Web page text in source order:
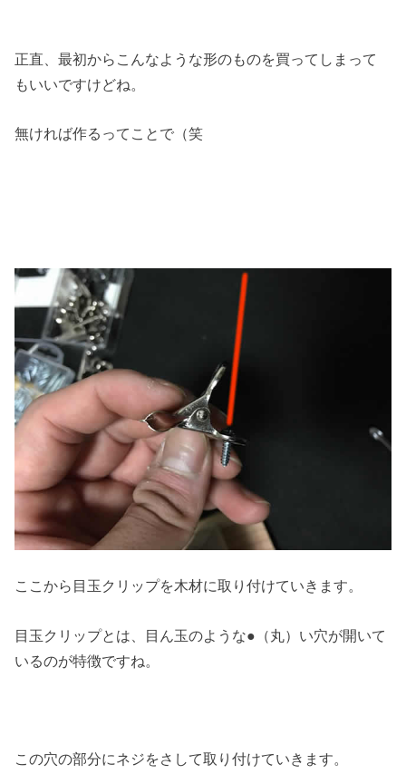
正直、最初からこんなような形のものを買ってしまって
もいいですけどね。
無ければ作るってことで（笑
ここから目玉クリップを木材に取り付けていきます。
目玉クリップとは、目ん玉のような●（丸）い穴が開いて
いるのが特徴ですね。
この穴の部分にネジをさして取り付けていきます。